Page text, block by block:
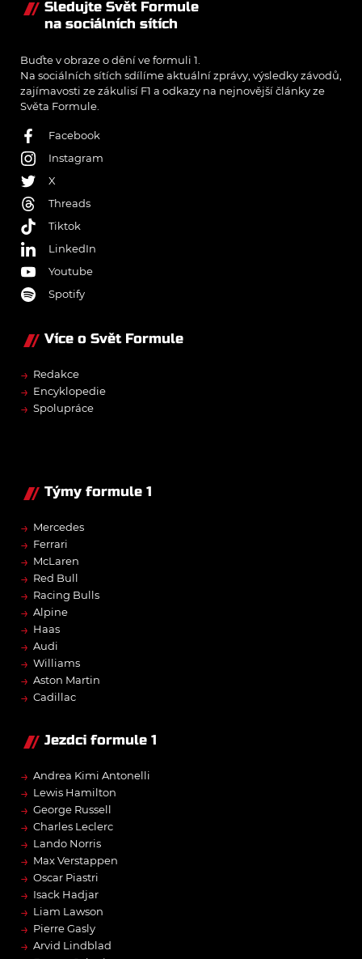
Sledujte Svět Formule
na sociálních sítích
Buďte v obraze o dění ve formuli 1.
Na sociálních sítích sdílíme aktuální zprávy, výsledky závodů,
zajímavosti ze zákulisí F1 a odkazy na nejnovější články ze
Světa Formule.
Facebook
Instagram
X
Threads
Tiktok
LinkedIn
Youtube
Spotify
Více o Svět Formule
→ Redakce
→ Encyklopedie
→ Spolupráce
Týmy formule 1
→ Mercedes
→ Ferrari
→ McLaren
→ Red Bull
→ Racing Bulls
→ Alpine
→ Haas
→ Audi
→ Williams
→ Aston Martin
→ Cadillac
Jezdci formule 1
→ Andrea Kimi Antonelli
→ Lewis Hamilton
→ George Russell
→ Charles Leclerc
→ Lando Norris
→ Max Verstappen
→ Oscar Piastri
→ Isack Hadjar
→ Liam Lawson
→ Pierre Gasly
→ Arvid Lindblad